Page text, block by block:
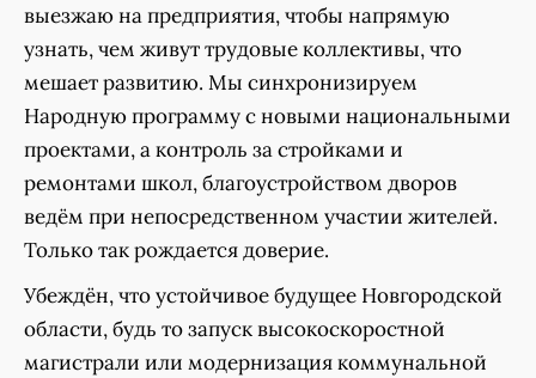
выезжаю на предприятия, чтобы напрямую
узнать, чем живут трудовые коллективы, что
мешает развитию. Мы синхронизируем
Народную программу с новыми национальными
проектами, а контроль за стройками и
ремонтами школ, благоустройством дворов
ведём при непосредственном участии жителей.
Только так рождается доверие.
Убеждён, что устойчивое будущее Новгородской
области, будь то запуск высокоскоростной
магистрали или модернизация коммунальной